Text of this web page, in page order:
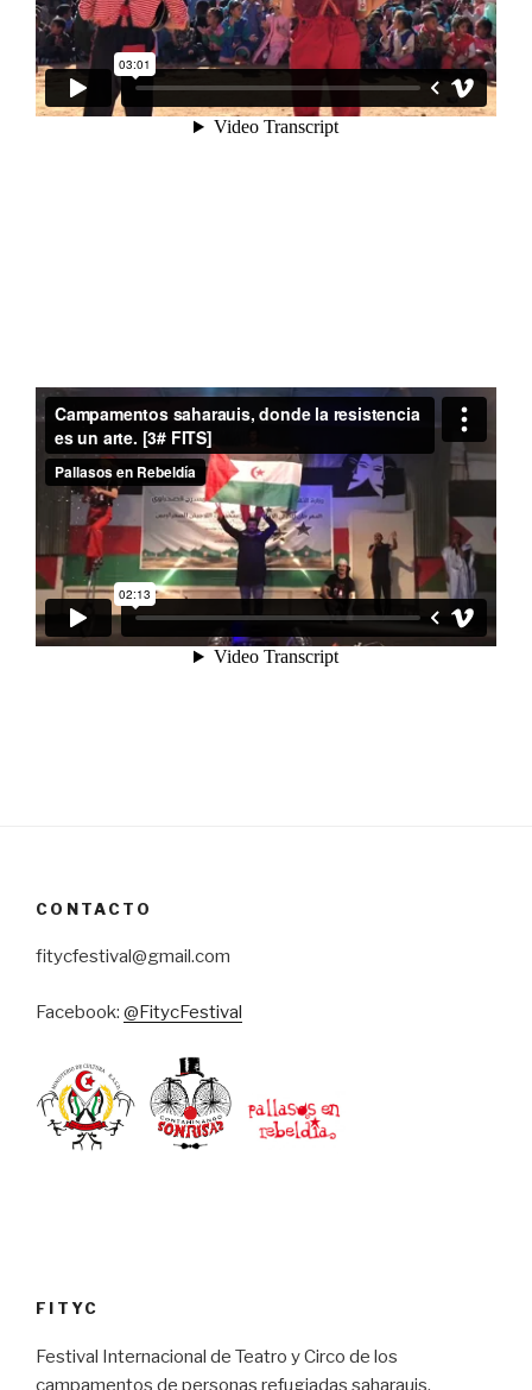
CONTACTO
fitycfestival@gmail.com
Facebook: @FitycFestival
FITYC
Festival Internacional de Teatro y Circo de los
campamentos de personas refugiadas saharauis.